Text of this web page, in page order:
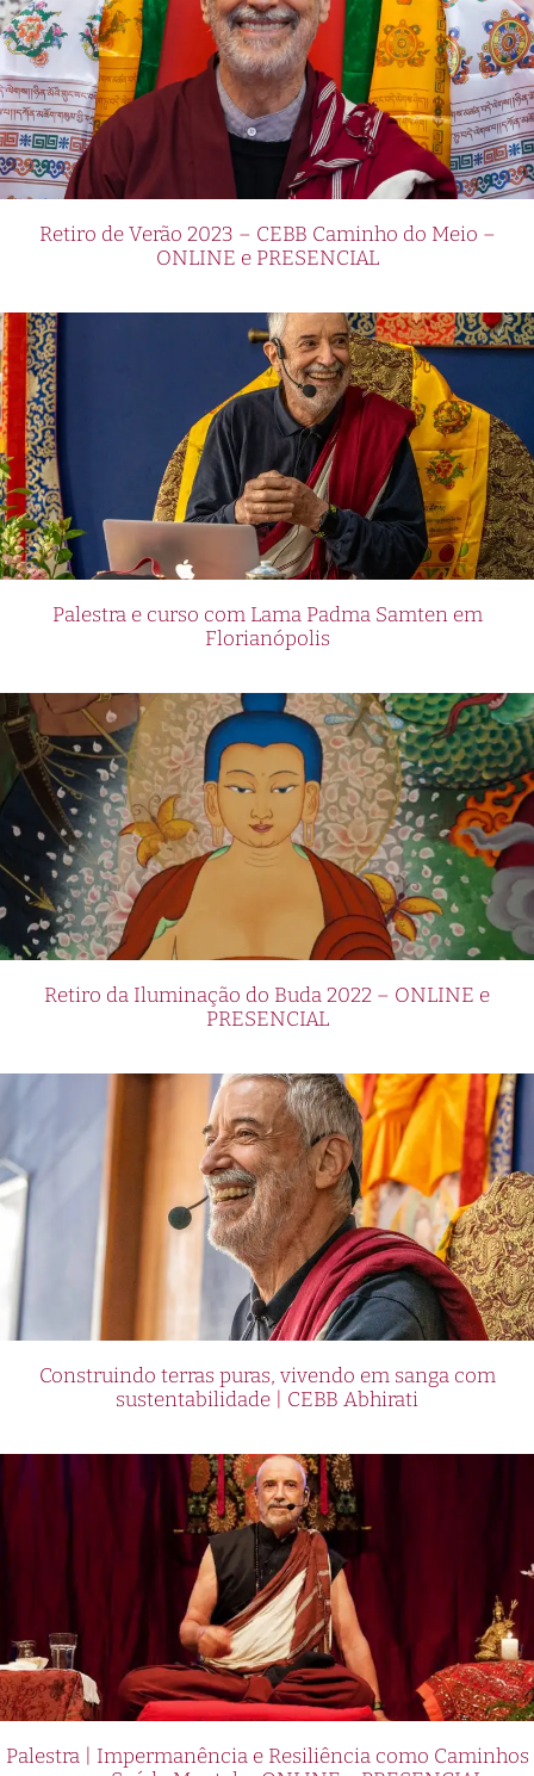
Retiro de Verão 2023 – CEBB Caminho do Meio –
ONLINE e PRESENCIAL
Palestra e curso com Lama Padma Samten em
Florianópolis
Retiro da Iluminação do Buda 2022 – ONLINE e
PRESENCIAL
Construindo terras puras, vivendo em sanga com
sustentabilidade | CEBB Abhirati
Palestra | Impermanência e Resiliência como Caminhos